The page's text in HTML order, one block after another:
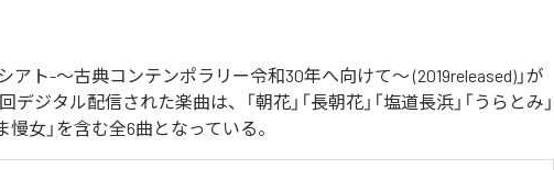
アト-〜古典コンテンポラリー令和30年へ向けて〜 (2019released)」が
ジタル配信された楽曲は、「朝花」「長朝花」「塩道長浜」「うらとみ」
慢女」を含む全6曲となっている。